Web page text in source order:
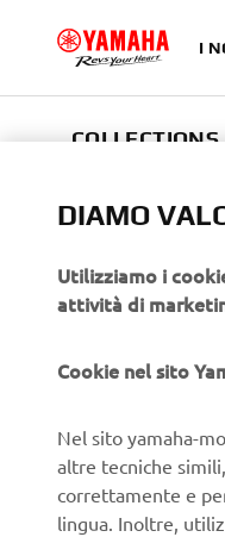
I
COLLECTIONS
Fabio Quartararo
L'abbigliamento
durante le gare, in
DIAMO
Utilizziamo i
attività di
Cookie nel sito
Nel sito yamaha-
altre tecniche
correttamente e
lingua. Inoltre,